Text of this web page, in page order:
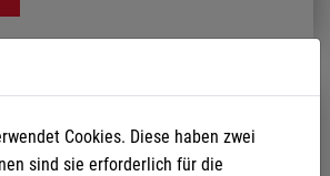
Cookies. Diese haben zwei
sind sie erforderlich für die